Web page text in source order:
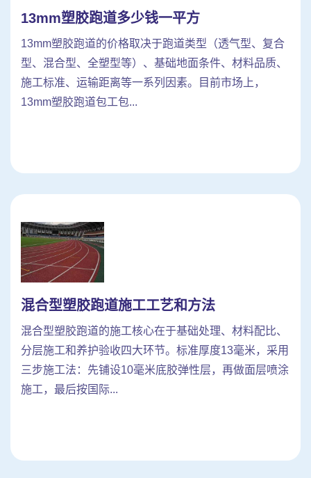
13mm塑胶跑道多少钱一平方
13mm塑胶跑道的价格取决于跑道类型（透气型、复合
型、混合型、全塑型等）、基础地面条件、材料品质、
施工标准、运输距离等一系列因素。目前市场上，
13mm塑胶跑道包工包...
混合型塑胶跑道施工工艺和方法
混合型塑胶跑道的施工核心在于基础处理、材料配比、
分层施工和养护验收四大环节。标准厚度13毫米，采用
三步施工法：先铺设10毫米底胶弹性层，再做面层喷涂
施工，最后按国际...